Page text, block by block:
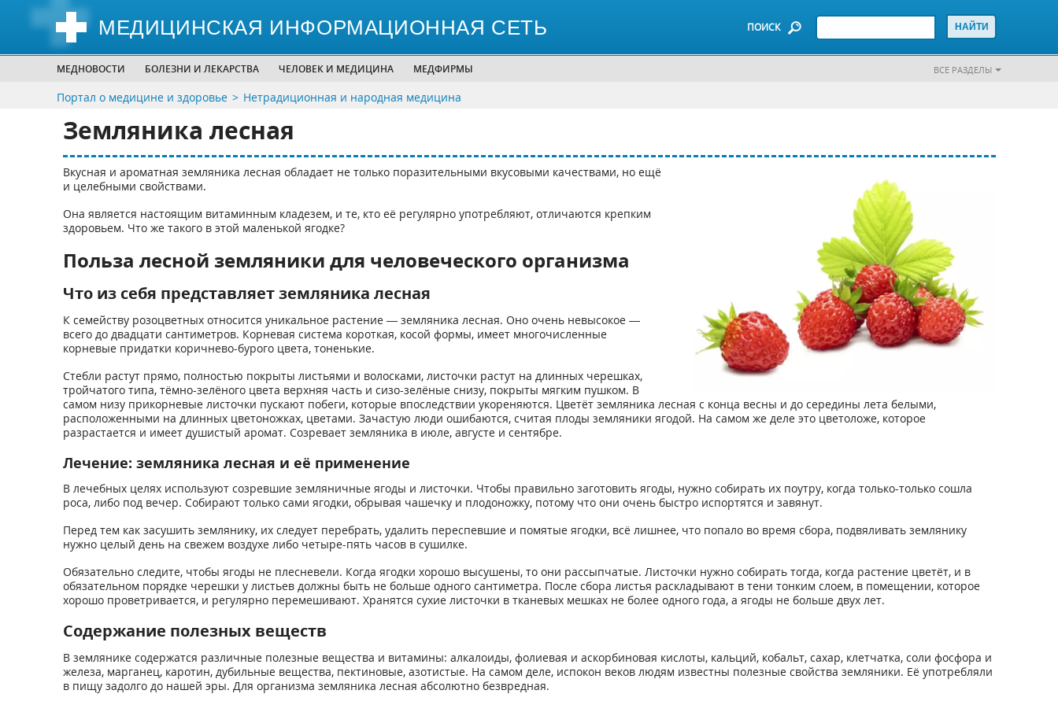
МЕДИЦИНСКАЯ ИНФОРМАЦИОННАЯ СЕТЬ ПОИСК
МЕДНОВОСТИ БОЛЕЗНИ И ЛЕКАРСТВА ЧЕЛОВЕК И МЕДИЦИНА МЕДФИРМЫ ВСЕ РАЗДЕЛЫ
Портал о медицине и здоровье Нетрадиционная и народная медицина
Земляника лесная
Вкусная и ароматная земляника лесная обладает не только поразительными вкусовыми качествами, но ещё
и целебными свойствами.
Она является настоящим витаминным кладезем, и те, кто её регулярно употребляют, отличаются крепким
здоровьем. Что же такого в этой маленькой ягодке?
Польза лесной земляники для человеческого организма
Что из себя представляет земляника лесная
К семейству розоцветных относится уникальное растение — земляника лесная. Оно очень невысокое —
всего до двадцати сантиметров. Корневая система короткая, косой формы, имеет многочисленные
корневые придатки коричнево-бурого цвета, тоненькие.
Стебли растут прямо, полностью покрыты листьями и волосками, листочки растут на длинных черешках,
тройчатого типа, тёмно-зелёного цвета верхняя часть и сизо-зелёные снизу, покрыты мягким пушком. В
самом низу прикорневые листочки пускают побеги, которые впоследствии укореняются. Цветёт земляника лесная с конца весны и до середины лета белыми,
расположенными на длинных цветоножках, цветами. Зачастую люди ошибаются, считая плоды земляники ягодой. На самом же деле это цветоложе, которое
разрастается и имеет душистый аромат. Созревает земляника в июле, августе и сентябре.
Лечение: земляника лесная и её применение
В лечебных целях используют созревшие земляничные ягоды и листочки. Чтобы правильно заготовить ягоды, нужно собирать их поутру, когда только-только сошла
роса, либо под вечер. Собирают только сами ягодки, обрывая чашечку и плодоножку, потому что они очень быстро испортятся и завянут.
Перед тем как засушить землянику, их следует перебрать, удалить переспевшие и помятые ягодки, всё лишнее, что попало во время сбора, подвяливать землянику
нужно целый день на свежем воздухе либо четыре-пять часов в сушилке.
Обязательно следите, чтобы ягоды не плесневели. Когда ягодки хорошо высушены, то они рассыпчатые. Листочки нужно собирать тогда, когда растение цветёт, и в
обязательном порядке черешки у листьев должны быть не больше одного сантиметра. После сбора листья раскладывают в тени тонким слоем, в помещении, которое
хорошо проветривается, и регулярно перемешивают. Хранятся сухие листочки в тканевых мешках не более одного года, а ягоды не больше двух лет.
Содержание полезных веществ
В землянике содержатся различные полезные вещества и витамины: алкалоиды, фолиевая и аскорбиновая кислоты, кальций, кобальт, сахар, клетчатка, соли фосфора и
железа, марганец, каротин, дубильные вещества, пектиновые, азотистые. На самом деле, испокон веков людям известны полезные свойства земляники. Её употребляли
в пищу задолго до нашей эры. Для организма земляника лесная абсолютно безвредная.